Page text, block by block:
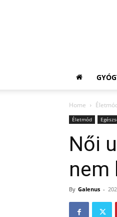
Home
Életmód
Női
nem
By Galenus -